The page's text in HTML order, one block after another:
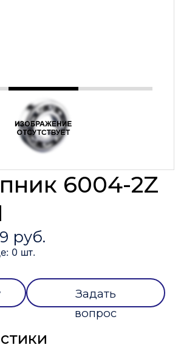
6004-2Z
руб.
0 шт.
Задать
вопрос